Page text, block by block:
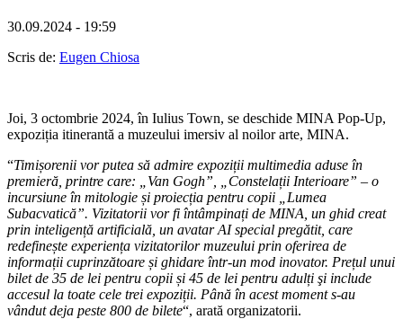
30.09.2024 - 19:59
Scris de: Eugen Chiosa
Joi, 3 octombrie 2024, în Iulius Town, se deschide MINA Pop-Up,
expoziția itinerantă a muzeului imersiv al noilor arte, MINA.
“Timișorenii vor putea să admire expoziții multimedia aduse în
premieră, printre care: „Van Gogh”, „Constelații Interioare” – o
incursiune în mitologie și proiecția pentru copii „Lumea
Subacvatică”. Vizitatorii vor fi întâmpinați de MINA, un ghid creat
prin inteligență artificială, un avatar AI special pregătit, care
redefinește experiența vizitatorilor muzeului prin oferirea de
informații cuprinzătoare și ghidare într-un mod inovator. Prețul unui
bilet de 35 de lei pentru copii și 45 de lei pentru adulți şi include
accesul la toate cele trei expoziții. Până în acest moment s-au
vândut deja peste 800 de bilete“, arată organizatorii.